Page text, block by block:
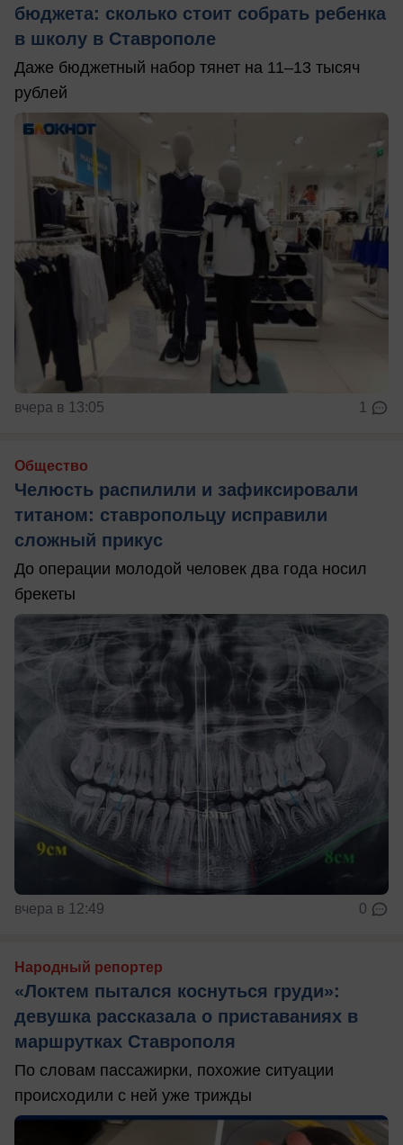
бюджета: сколько стоит собрать ребенка
в школу в Ставрополе
Даже бюджетный набор тянет на 11–13 тысяч
рублей
вчера в 13:05 1
Общество
Челюсть распилили и зафиксировали
титаном: ставропольцу исправили
сложный прикус
До операции молодой человек два года носил
брекеты
вчера в 12:49 0
Народный репортер
«Локтем пытался коснуться груди»:
девушка рассказала о приставаниях в
маршрутках Ставрополя
По словам пассажирки, похожие ситуации
происходили с ней уже трижды